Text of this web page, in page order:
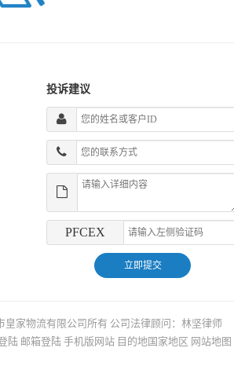
投诉建议
PFCEX
皇家物流有限公司所有 公司法律顾问：林坚律师
陆 邮箱登陆 手机版网站 目的地国家地区 网站地图